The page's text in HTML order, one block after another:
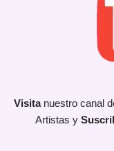
Visita nuestro canal
Artistas y